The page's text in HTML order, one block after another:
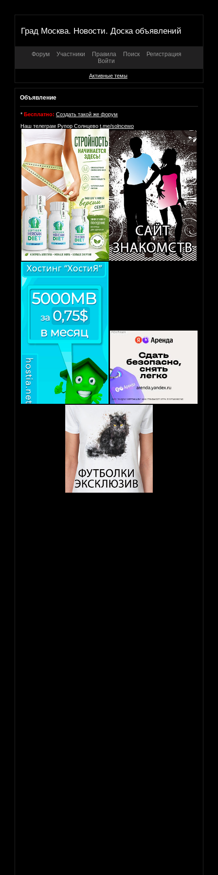
Град Москва. Новости. Доска объявлений
Форум Участники Правила Поиск
Регистрация
Войти
Активные темы
Объявление
* Бесплатно: Создать такой же форум
Наш телеграм Рупор Солнцево t.me/solncewo